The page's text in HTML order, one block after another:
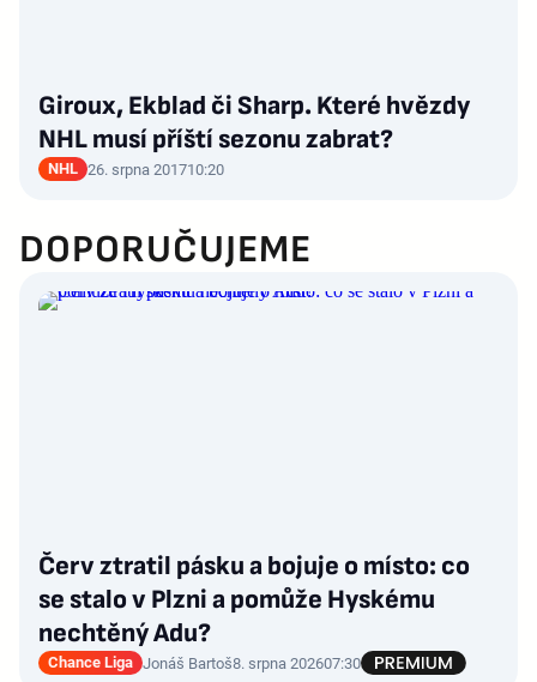
Giroux, Ekblad či Sharp. Které hvězdy
NHL musí příští sezonu zabrat?
NHL 26. srpna 201710:20
DOPORUČUJEME
Červ ztratil pásku a bojuje o místo: co
se stalo v Plzni a pomůže Hyskému
nechtěný Adu?
Chance Liga Jonáš Bartoš8. srpna 202607:30